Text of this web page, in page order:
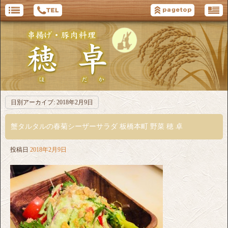
日別アーカイブ: 2018年2月9日
蟹タルタルの春菊シーザーサラダ 板橋本町 野菜 穂 卓
投稿日 2018年2月9日